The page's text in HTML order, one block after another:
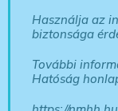
Használja az
biztonsága
További
Hatóság